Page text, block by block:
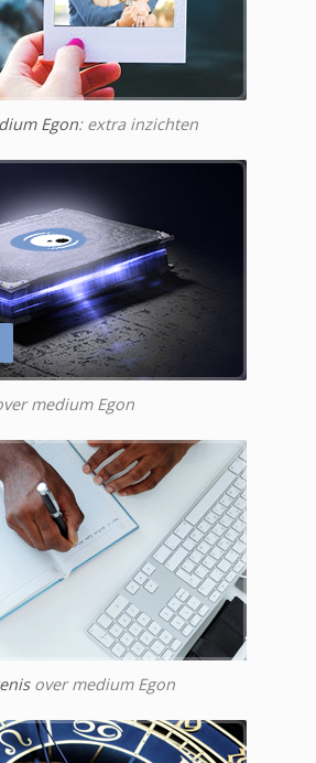
Egon: extra inzichten
medium Egon
over medium Egon